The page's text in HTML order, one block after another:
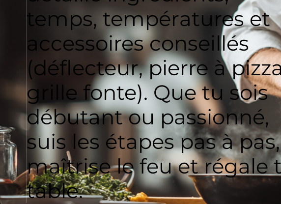
temps, températures et
accessoires conseillés
(déflecteur, pierre à
grille fonte). Que tu sois
débutant ou passionné,
suis les étapes pas à pas,
maîtrise le feu et régale
table.